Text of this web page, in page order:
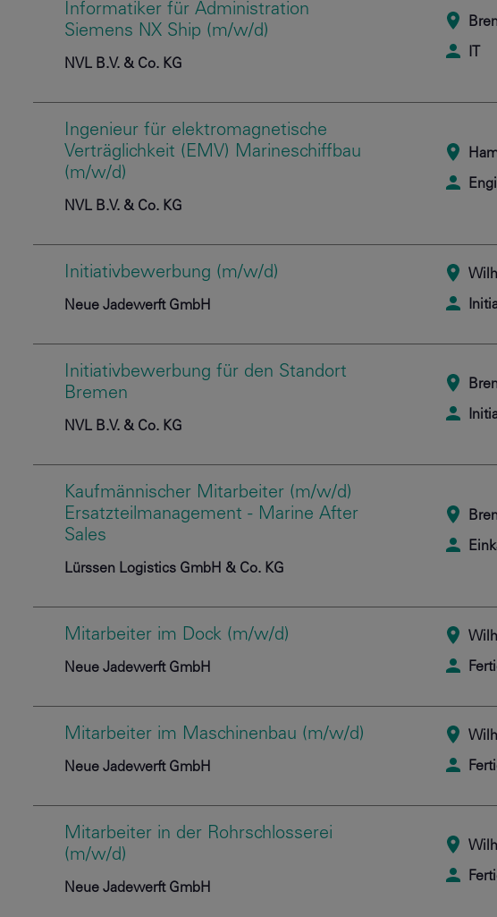
Informatiker für Administration
Siemens NX Ship (m/w/d)
NVL B.V. & Co. KG
Ingenieur für elektromagnetische
Verträglichkeit (EMV) Marineschiffbau
(m/w/d)
NVL B.V. & Co. KG
Initiativbewerbung (m/w/d)
Neue Jadewerft GmbH
Initiativbewerbung für den Standort
Bremen
NVL B.V. & Co. KG
Kaufmännischer Mitarbeiter (m/w/d)
Ersatzteilmanagement - Marine After
Sales
Lürssen Logistics GmbH & Co. KG
Mitarbeiter im Dock (m/w/d)
Neue Jadewerft GmbH
Mitarbeiter im Maschinenbau (m/w/d)
Neue Jadewerft GmbH
Mitarbeiter in der Rohrschlosserei
(m/w/d)
Neue Jadewerft GmbH